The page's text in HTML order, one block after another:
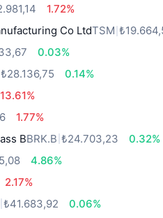
1.72%
Co LtdTSM
0.03%
₺28.136,75
0.14%
13.61%
1.77%
BBRK.B ₺24.703,23
0.32%
4.86%
2.17%
₺41.683,92 0.06%